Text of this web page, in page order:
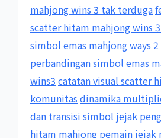
mahjong wins 3 tak terduga
scatter hitam mahjong wins
simbol emas mahjong ways
perbandingan simbol emas
wins3 catatan visual scatter
komunitas dinamika
dan transisi simbol jejak
hitam mahjong pemain jejak